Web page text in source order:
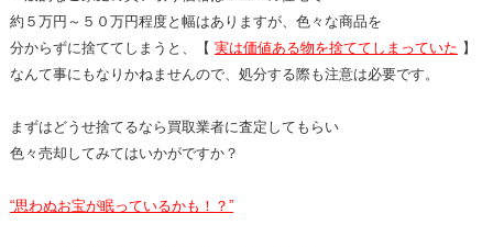
約５万円～５０万円程度と幅はありますが、色々な商品を
分からずに捨ててしまうと、【 実は価値ある物を捨ててしまっていた 】
なんて事にもなりかねませんので、処分する際も注意は必要です。
まずはどうせ捨てるなら買取業者に査定してもらい
色々売却してみてはいかがですか？
“思わぬお宝が眠っているかも！？”